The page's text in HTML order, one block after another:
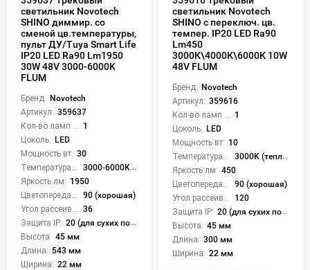
светильник Novotech
SHINO диммир. со
сменой цв.температуры,
пульт ДУ/Tuya Smart Life
IP20 LED Ra90 Lm1950
30W 48V 3000-6000K
FLUM
Бренд: Novotech
Артикул: 359637
1
Цоколь: LED
Мощность вт: 30
3000-6000K (плавная рег.)
Яркость лм: 1950
90 (хорошая)
36
Защита IP: 20 (для сухих пом.)
Высота: 45 мм
Длина: 543 мм
Ширина: 22 мм
светильник Novotech
SHINO с переключ. цв.
темпер. IP20 LED Ra90
Lm450
3000К\4000К\6000К 10W
48V FLUM
Бренд: Novotech
Артикул: 359616
1
Цоколь: LED
Мощность вт: 10
3000K (теплый), 4000K (нейтральный), 6000K (холодный), CCT механическое переключение
Яркость лм: 450
90 (хорошая)
120
Защита IP: 20 (для сухих пом.)
Высота: 45 мм
Длина: 300 мм
Ширина: 22 мм